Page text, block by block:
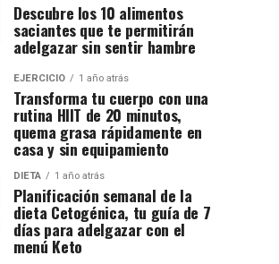
Descubre los 10 alimentos
saciantes que te permitirán
adelgazar sin sentir hambre
EJERCICIO 1 año atrás
Transforma tu cuerpo con una
rutina HIIT de 20 minutos,
quema grasa rápidamente en
casa y sin equipamiento
DIETA 1 año atrás
Planificación semanal de la
dieta Cetogénica, tu guía de 7
días para adelgazar con el
menú Keto